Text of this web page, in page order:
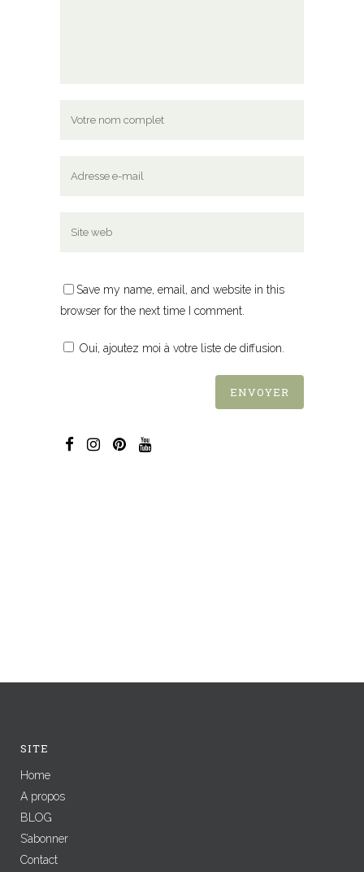
Save my name, email, and website in this
browser for the next time I comment.
Oui, ajoutez moi à votre liste de diffusion.
SITE
Home
A propos
BLOG
S’abonner
Contact